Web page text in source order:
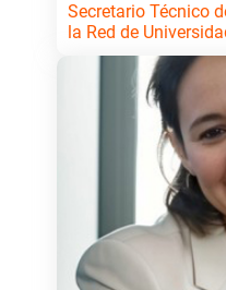
Secretario Técnico
la Red de
Cuenta con más de 30
educación superior.
de Pensamiento Social
académico en la
en filosofía,
posee una trayectoria
programas